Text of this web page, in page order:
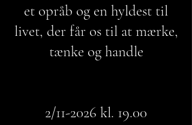
et opråb og en hyldest til
livet, der får os til at mærke,
tænke og handle
2/11-2026 kl. 19.00